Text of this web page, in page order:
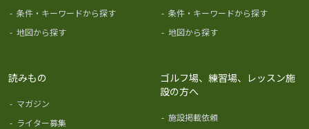
- 条件・キーワードから探す
- 地図から探す
- 条件・キーワードから探す
- 地図から探す
読みもの
- マガジン
- ライター募集
ゴルフ場、練習場、レッスン施
設の方へ
- 施設掲載依頼